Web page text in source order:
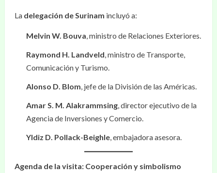
La delegación de Surinam incluyó a:
Melvin W. Bouva, ministro de Relaciones Exteriores.
Raymond H. Landveld, ministro de Transporte,
Comunicación y Turismo.
Alonso D. Blom, jefe de la División de las Américas.
Amar S. M. Alakrammsing, director ejecutivo de la
Agencia de Inversiones y Comercio.
Yldiz D. Pollack-Beighle, embajadora asesora.
Agenda de la visita: Cooperación y simbolismo